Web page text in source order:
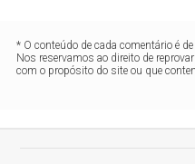
* O conteúdo de cada comentário é
Nos reservamos ao direito de
com o propósito do site ou que